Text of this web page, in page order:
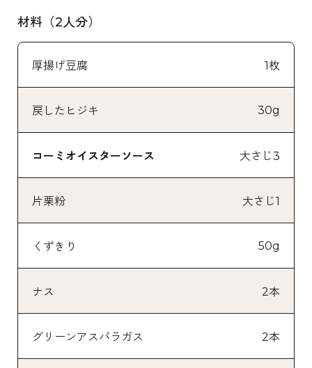
材料（2人分）
厚揚げ豆腐 1枚
戻したヒジキ 30g
コーミオイスターソース 大さじ3
片栗粉 大さじ1
くずきり 50g
ナス 2本
グリーンアスパラガス 2本